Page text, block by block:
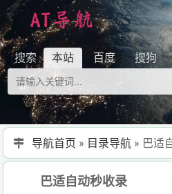
搜索 本站 百度 搜狗
导航首页 » 目录导航» 巴适
巴适自动秒收录